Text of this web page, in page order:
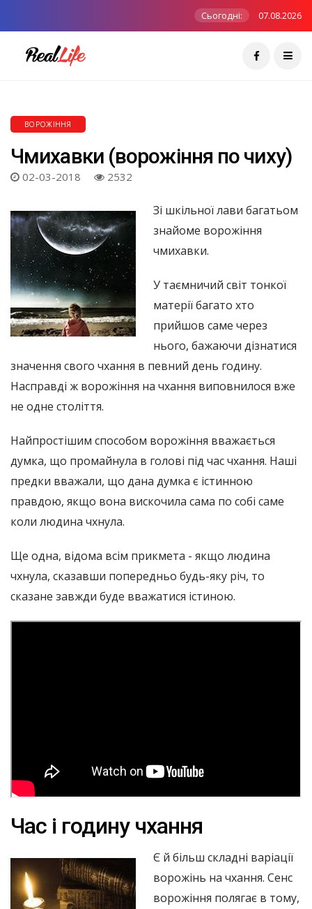
Сьогодні: 07.08.2026
ВОРОЖІННЯ
Чмихавки (ворожіння по чиху)
02-03-2018 2532
Зі шкільної лави багатьом
знайоме ворожіння
чмихавки.
У таємничий світ тонкої
матерії багато хто
прийшов саме через
нього, бажаючи дізнатися
значення свого чхання в певний день годину.
Насправді ж ворожіння на чхання виповнилося вже
не одне століття.
Найпростішим способом ворожіння вважається
думка, що промайнула в голові під час чхання. Наші
предки вважали, що дана думка є істинною
правдою, якщо вона вискочила сама по собі саме
коли людина чхнула.
Ще одна, відома всім прикмета - якщо людина
чхнула, сказавши попередньо будь-яку річ, то
сказане завжди буде вважатися істиною.
Час і годину чхання
Є й більш складні варіації
ворожінь на чхання. Сенс
ворожіння полягає в тому,